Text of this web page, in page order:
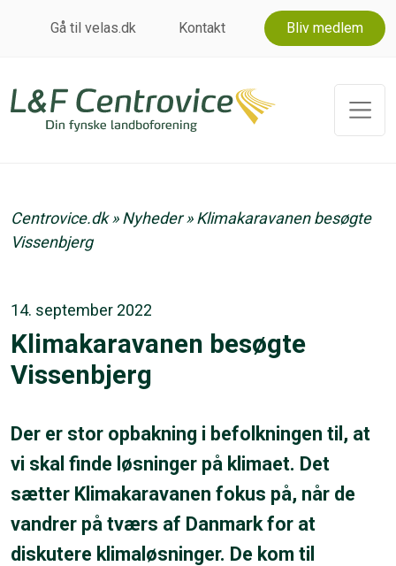
Gå til velas.dk Kontakt Bliv medlem
Centrovice.dk»Nyheder»Klimakaravanen besøgte
Vissenbjerg
14. september 2022
Klimakaravanen besøgte
Vissenbjerg
Der er stor opbakning i befolkningen til, at
vi skal finde løsninger på klimaet. Det
sætter Klimakaravanen fokus på, når de
vandrer på tværs af Danmark for at
diskutere klimaløsninger. De kom til